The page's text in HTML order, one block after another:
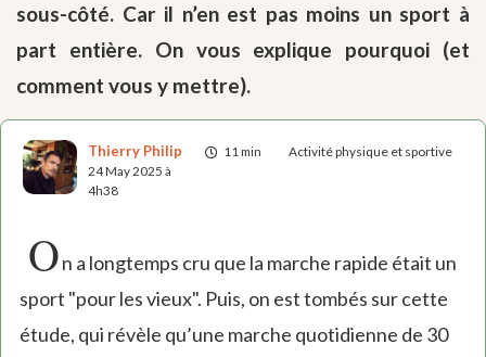
sous-côté. Car il n’en est pas moins un sport à
part entière. On vous explique pourquoi (et
comment vous y mettre).
11 min Activité physique et sportive
Thierry Philip
24 May 2025 à
4h38
On a longtemps cru que la marche rapide était un
sport "pour les vieux". Puis, on est tombés sur cette
étude, qui révèle qu’une marche quotidienne de 30